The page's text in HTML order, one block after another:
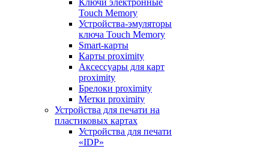
Ключи электронные
Touch Memory
Устройства-эмуляторы
ключа Touch Memory
Smart-карты
Карты proximity
Аксессуары для карт
proximitу
Брелоки proximity
Метки proximity
Устройства для печати на
пластиковых картах
Устройства для печати
«IDP»